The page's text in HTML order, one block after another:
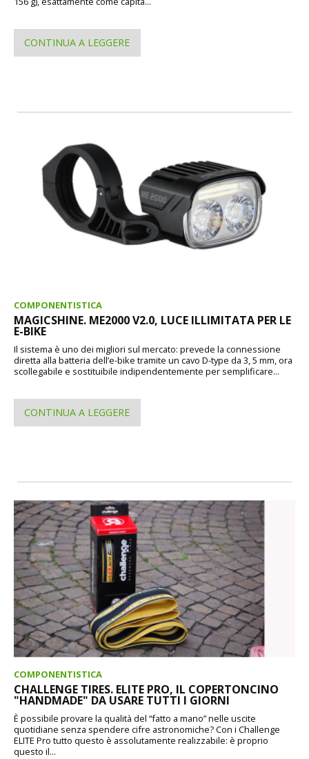
CONTINUA A LEGGERE
COMPONENTISTICA
MAGICSHINE. ME2000 V2.0, LUCE ILLIMITATA PER LE
E-BIKE
Il sistema è uno dei migliori sul mercato: prevede la connessione
diretta alla batteria dell’e-bike tramite un cavo D-type da 3, 5 mm, ora
scollegabile e sostituibile indipendentemente per semplificare...
CONTINUA A LEGGERE
COMPONENTISTICA
CHALLENGE TIRES. ELITE PRO, IL COPERTONCINO
"HANDMADE" DA USARE TUTTI I GIORNI
È possibile provare la qualità del “fatto a mano” nelle uscite
quotidiane senza spendere cifre astronomiche? Con i Challenge
ELITE Pro tutto questo è assolutamente realizzabile: è proprio
questo il...